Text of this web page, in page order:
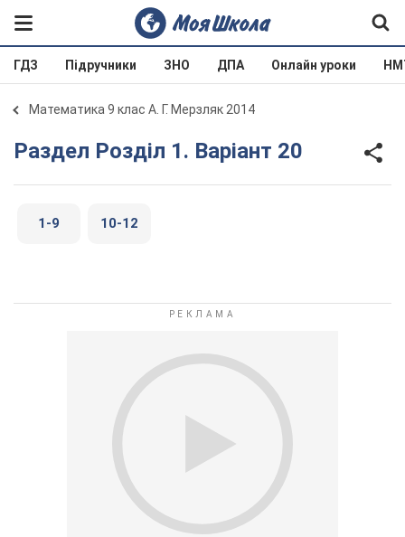
ГДЗ Підручники ЗНО ДПА Онлайн уроки
Математика 9 клас А. Г. Мерзляк 2014
Раздел Розділ 1. Варіант 20
1-9 10-12